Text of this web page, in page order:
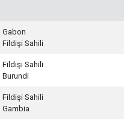
Gabon
Fildişi Sahili
Fildişi Sahili
Burundi
Fildişi Sahili
Gambia